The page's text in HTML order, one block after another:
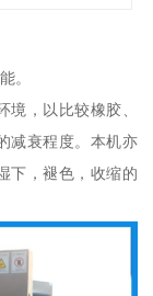
。
，以比较橡胶、
减衰程度。本机亦
下，褪色，收缩的